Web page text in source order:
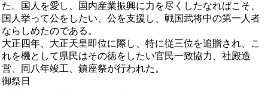
た。国人を愛し、国内産業振興に力を尽くしたなればこそ、
国人挙って公をしたい、公を支援し、戦国武将中の第一人者
ならしめたのである。
大正四年、大正天皇即位に際し、特に従三位を追贈され、こ
れを機として県民はその徳をしたい官民一致協力、社殿造
営、同八年竣工、鎮座祭が行われた。
御祭日